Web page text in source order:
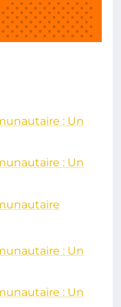
: Un
: Un
: Un
: Un